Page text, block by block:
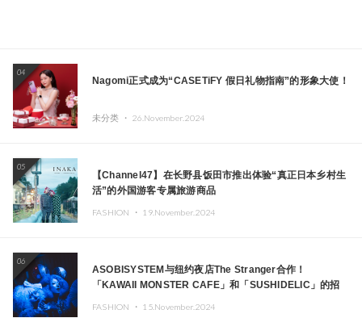
04
Nagomi正式成为“CASETiFY 假日礼物指南”的形象大使！
未分类 ・ 26.November.2024
05
【Channel47】在长野县饭田市推出体验“真正日本乡村生
活”的外国游客专属旅游商品
FASHION ・ 19.November.2024
06
ASOBISYSTEM与纽约夜店The Stranger合作！
「KAWAII MONSTER CAFE」和「SUSHIDELIC」的招
FASHION ・ 15.November.2024